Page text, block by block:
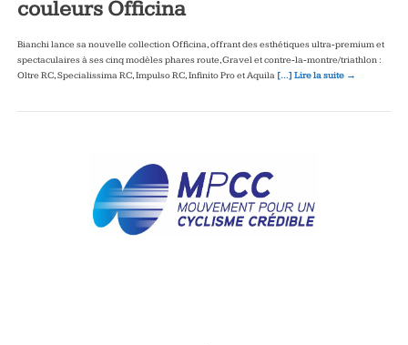
couleurs Officina
Bianchi lance sa nouvelle collection Officina, offrant des esthétiques ultra‑premium et
spectaculaires à ses cinq modèles phares route, Gravel et contre‑la‑montre/triathlon :
Oltre RC, Specialissima RC, Impulso RC, Infinito Pro et Aquila […] Lire la suite →